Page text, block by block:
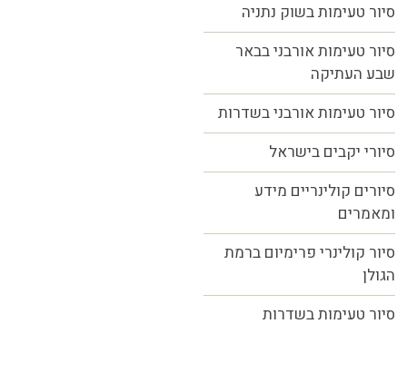
סיור טעימות בשוק נתניה
סיור טעימות אורבני בבאר
שבע העתיקה
סיור טעימות אורבני בשדרות
סיורי יקבים בישראל
סיורים קולינריים מידע
ומאמרים
סיור קולינרי פרימיום ברמת
הגולן
סיור טעימות בשדרות